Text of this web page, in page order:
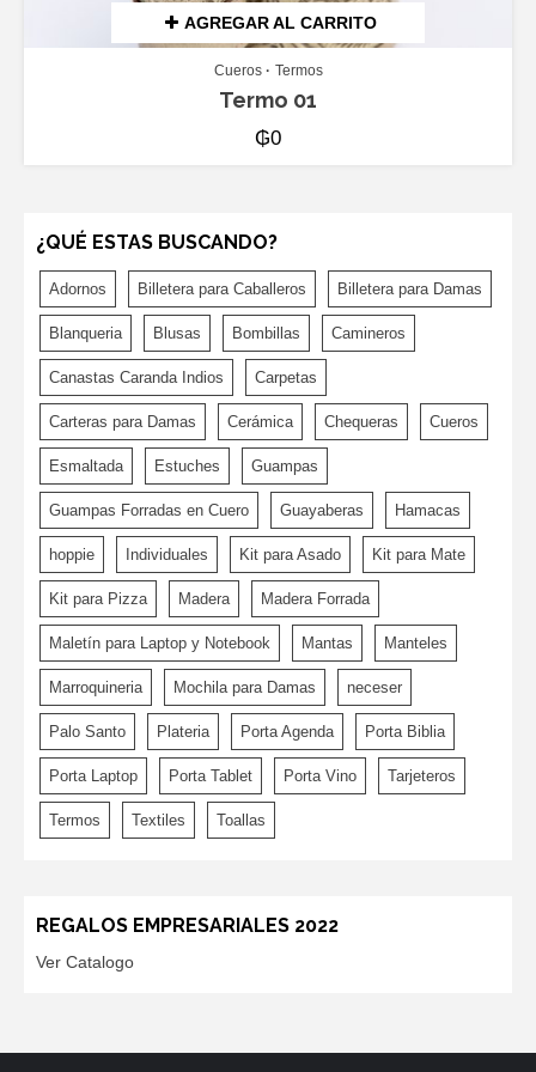
AGREGAR AL CARRITO
Cueros Termos
Termo 01
₲0
¿QUÉ ESTAS BUSCANDO?
Adornos Billetera para Caballeros Billetera para Damas
Blanqueria Blusas Bombillas Camineros
Canastas Caranda Indios Carpetas
Carteras para Damas Cerámica Chequeras Cueros
Esmaltada Estuches Guampas
Guampas Forradas en Cuero Guayaberas Hamacas
hoppie Individuales Kit para Asado Kit para Mate
Kit para Pizza Madera Madera Forrada
Maletín para Laptop y Notebook Mantas Manteles
Marroquineria Mochila para Damas neceser
Palo Santo Plateria Porta Agenda Porta Biblia
Porta Laptop Porta Tablet Porta Vino Tarjeteros
Termos Textiles Toallas
REGALOS EMPRESARIALES 2022
Ver Catalogo